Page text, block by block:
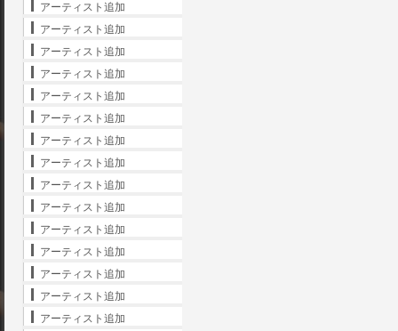
アーティスト追加
アーティスト追加
アーティスト追加
アーティスト追加
アーティスト追加
アーティスト追加
アーティスト追加
アーティスト追加
アーティスト追加
アーティスト追加
アーティスト追加
アーティスト追加
アーティスト追加
アーティスト追加
アーティスト追加